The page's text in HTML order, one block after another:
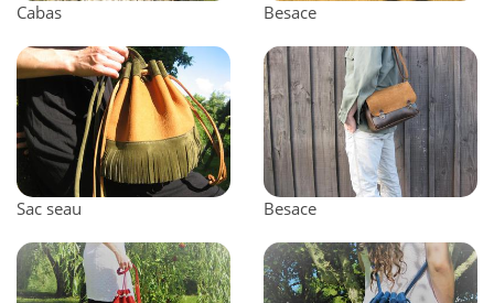
Cabas Besace
Sac seau Besace